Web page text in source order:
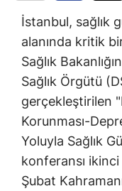
İstanbul, sağlık
alanında kritik
Sağlık
Sağlık Örgütü
gerçekleştirilen
Korunması-
Yoluyla Sağlık
konferansı
Şubat